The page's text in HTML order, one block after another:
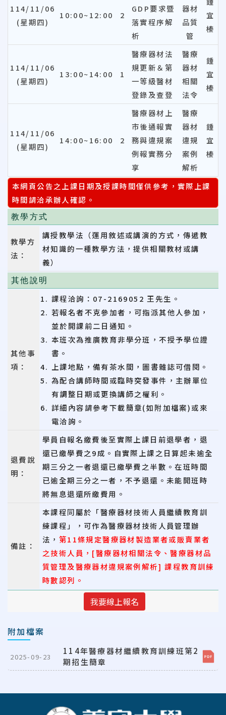
114/11/06
(星期四)
10:00~12:00 2
GDP要求暨
落實程序解
析
器材
品質
管
宜
榛
114/11/06
(星期四)
13:00~14:00 1
醫療器材法
規更新＆第
一等級醫材
登錄及查登
醫療
器材
相關
法令
鍾
宜
榛
114/11/06
(星期四)
14:00~16:00 2
醫療器材上
市後通報實
務與違規案
例報實務分
享
醫療
器材
違規
案例
解析
鍾
宜
榛
本網頁公告之上課日期及授課時間僅供參考，實際上課
時間請洽承辦人確認。
教學方式
教學方
法：
講授教學法（運用敘述或講演的方式，傳遞教
材知識的一種教學方法，提供相關教材或講
義）
其他說明
其他事
項：
課程洽詢：07-2169052 王先生。
若報名者不克參加者，可指派其他人參加，
並於開課前二日通知。
本班次為推廣教育非學分班，不授予學位證
書。
上課地點，備有茶水間，圖書雜誌可借閱。
為配合講師時間或臨時突發事件，主辦單位
有調整日期或更換講師之權利。
詳細內容請參考下載簡章(如附加檔案)或來
電洽詢。
退費說
明：
學員自報名繳費後至實際上課日前退學者，退
還已繳學費之9成。自實際上課之日算起未逾全
期三分之一者退還已繳學費之半數。在班時間
已逾全期三分之一者，不予退還。未能開班時
將無息退還所繳費用。
備註：
本課程同屬於「醫療器材技術人員繼續教育訓
練課程」，可作為醫療器材技術人員管理辦
法， 第11條規定醫療器材製造業者或販賣業者
之技術人員 ，[醫療器材相關法令、醫療器材品
質管理及醫療器材違規案例解析] 課程教育訓練
時數認列。
我要線上報名
附加檔案
2025-09-23
114年醫療器材繼續教育訓練班第2
期招生簡章